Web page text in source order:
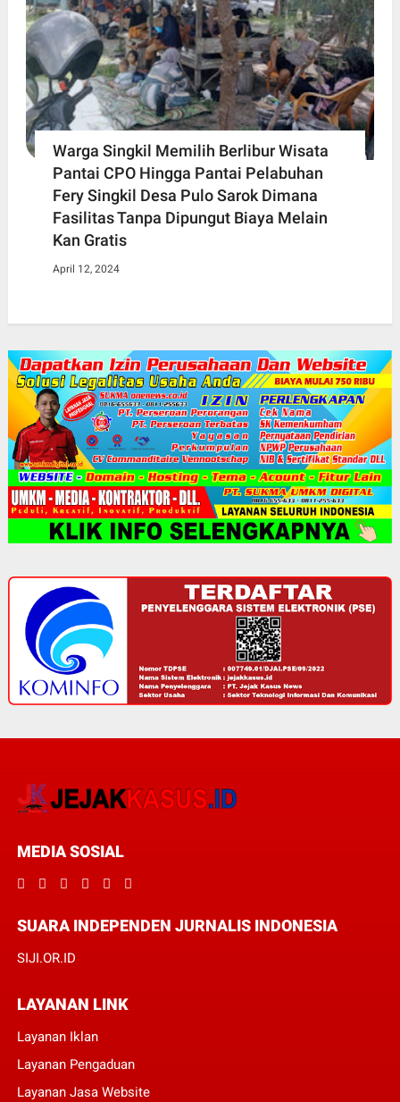
Warga Singkil Memilih Berlibur Wisata
Pantai CPO Hingga Pantai Pelabuhan
Fery Singkil Desa Pulo Sarok Dimana
Fasilitas Tanpa Dipungut Biaya Melain
Kan Gratis
April 12, 2024
MEDIA SOSIAL
SUARA INDEPENDEN JURNALIS INDONESIA
SIJI.OR.ID
LAYANAN LINK
Layanan Iklan
Layanan Pengaduan
Layanan Jasa Website